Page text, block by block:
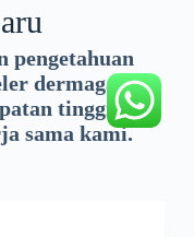
pengetahuan
dermaga,
tinggi, dan
sama kami.